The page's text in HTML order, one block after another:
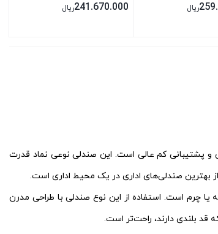
ریال 241.670.000ریال
پشتیبانی کم عالی است. این صندلی نوعی نماد قدرت
بهترین صندلی‌های اداری در یک محیط اداری است.
یا چرم است. استفاده از این نوع صندلی با طراحی مدرن
قد بلندی دارند، راحت‌تر است.